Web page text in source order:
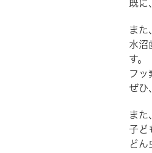
既に
また
水沼
す。
フッ
ぜひ
また
子ど
どん